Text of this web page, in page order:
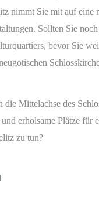
nimmt Sie mit auf eine
Sollten Sie
bevor Sie
die Mittelachse des
und erholsame Plätze
zu tun?